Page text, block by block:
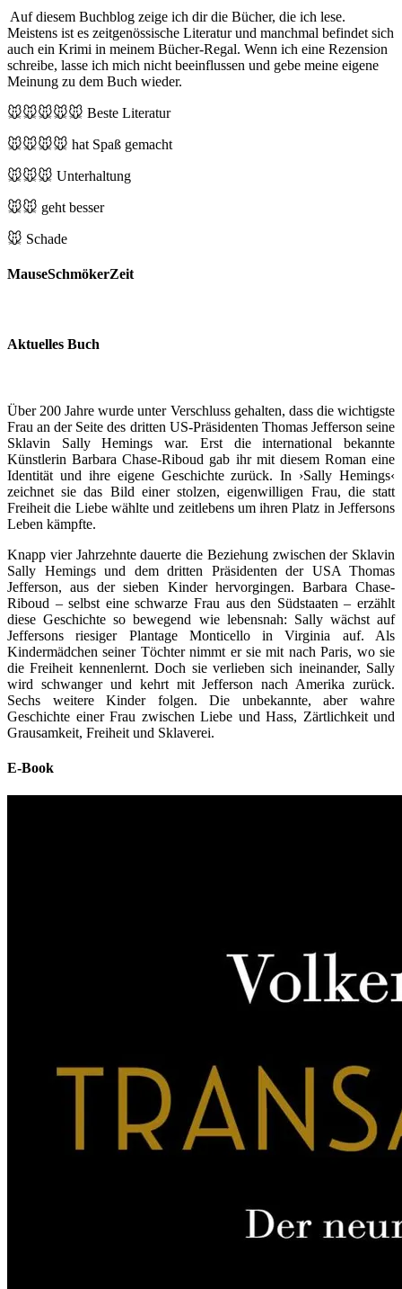
Auf diesem Buchblog zeige ich dir die Bücher, die ich lese.
Meistens ist es zeitgenössische Literatur und manchmal befindet sich
auch ein Krimi in meinem Bücher-Regal. Wenn ich eine Rezension
schreibe, lasse ich mich nicht beeinflussen und gebe meine eigene
Meinung zu dem Buch wieder.
🐭🐭🐭🐭🐭 Beste Literatur
🐭🐭🐭🐭 hat Spaß gemacht
🐭🐭🐭 Unterhaltung
🐭🐭 geht besser
🐭 Schade
MauseSchmökerZeit
Aktuelles Buch
Über 200 Jahre wurde unter Verschluss gehalten, dass die wichtigste
Frau an der Seite des dritten US-Präsidenten Thomas Jefferson seine
Sklavin Sally Hemings war. Erst die international bekannte
Künstlerin Barbara Chase-Riboud gab ihr mit diesem Roman eine
Identität und ihre eigene Geschichte zurück. In ›Sally Hemings‹
zeichnet sie das Bild einer stolzen, eigenwilligen Frau, die statt
Freiheit die Liebe wählte und zeitlebens um ihren Platz in Jeffersons
Leben kämpfte.
Knapp vier Jahrzehnte dauerte die Beziehung zwischen der Sklavin
Sally Hemings und dem dritten Präsidenten der USA Thomas
Jefferson, aus der sieben Kinder hervorgingen. Barbara Chase-
Riboud – selbst eine schwarze Frau aus den Südstaaten – erzählt
diese Geschichte so bewegend wie lebensnah: Sally wächst auf
Jeffersons riesiger Plantage Monticello in Virginia auf. Als
Kindermädchen seiner Töchter nimmt er sie mit nach Paris, wo sie
die Freiheit kennenlernt. Doch sie verlieben sich ineinander, Sally
wird schwanger und kehrt mit Jefferson nach Amerika zurück.
Sechs weitere Kinder folgen. Die unbekannte, aber wahre
Geschichte einer Frau zwischen Liebe und Hass, Zärtlichkeit und
Grausamkeit, Freiheit und Sklaverei.
E-Book